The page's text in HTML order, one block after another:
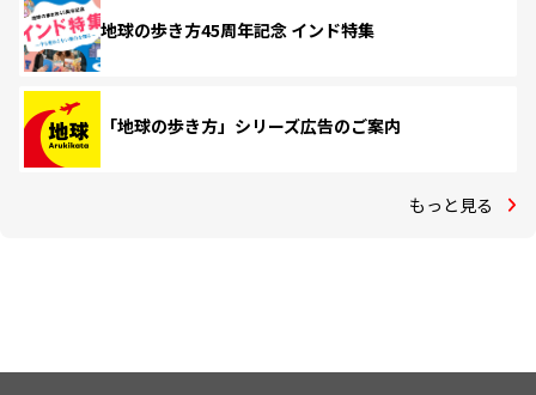
地球の歩き方45周年記念 インド特集
「地球の歩き方」シリーズ広告のご案内
もっと見る